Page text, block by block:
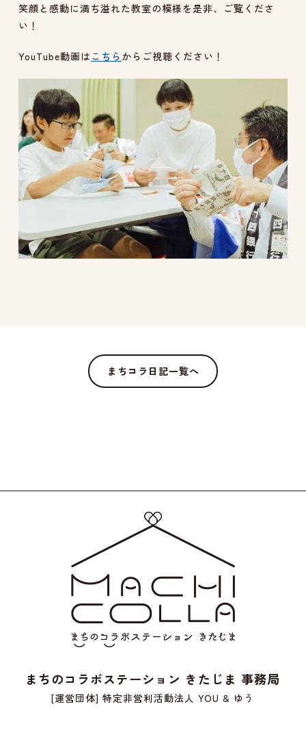
笑顔と感動に満ち溢れた教室の模様を是非、ご覧くださ
い！
YouTube動画は こちら からご視聴ください！
まちコラ日記一覧へ
まちのコラボステーション きたじま 事務局
[運営団体] 特定非営利活動法人 YOU & ゆう